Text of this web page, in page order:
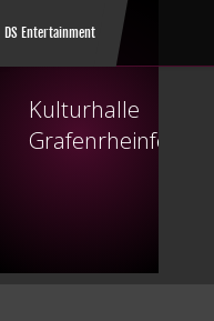
DS Entertainment
Kulturhalle
Grafenrheinfeld